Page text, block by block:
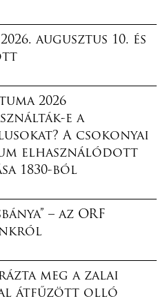
augusztus 10. és
2026
e a
A csokonyai
elhasználódott
1830-ból
– az ORF
meg a zalai
átfűzött olló